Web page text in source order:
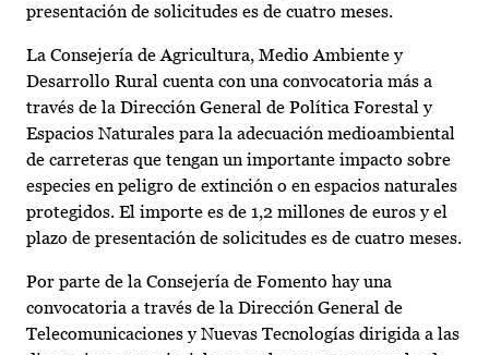
presentación de solicitudes es de cuatro meses.
La Consejería de Agricultura, Medio Ambiente y
Desarrollo Rural cuenta con una convocatoria más a
través de la Dirección General de Política Forestal y
Espacios Naturales para la adecuación medioambiental
de carreteras que tengan un importante impacto sobre
especies en peligro de extinción o en espacios naturales
protegidos. El importe es de 1,2 millones de euros y el
plazo de presentación de solicitudes es de cuatro meses.
Por parte de la Consejería de Fomento hay una
convocatoria a través de la Dirección General de
Telecomunicaciones y Nuevas Tecnologías dirigida a las